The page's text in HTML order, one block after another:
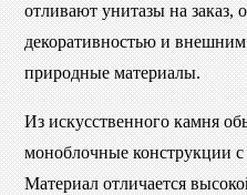
отливают унитазы на заказ,
декоративностью и
природные материалы.
Из искусственного камня
моноблочные конструкции
Материал отличается